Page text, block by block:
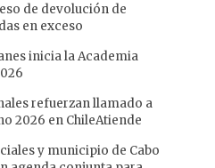
de devolución de
en exceso
inicia la Academia
refuerzan llamado a
2026 en ChileAtiende
y municipio de Cabo